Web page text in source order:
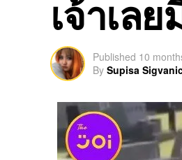
เจ้าเล
Published 10
By Supisa